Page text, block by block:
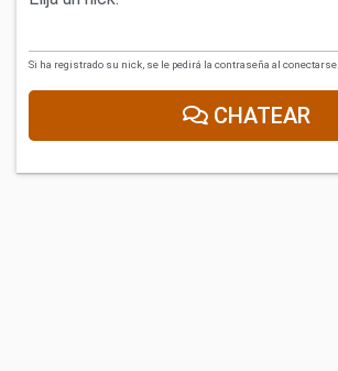
Si ha registrado su nick, se le pedirá la contraseña al conectarse.
CHATEAR